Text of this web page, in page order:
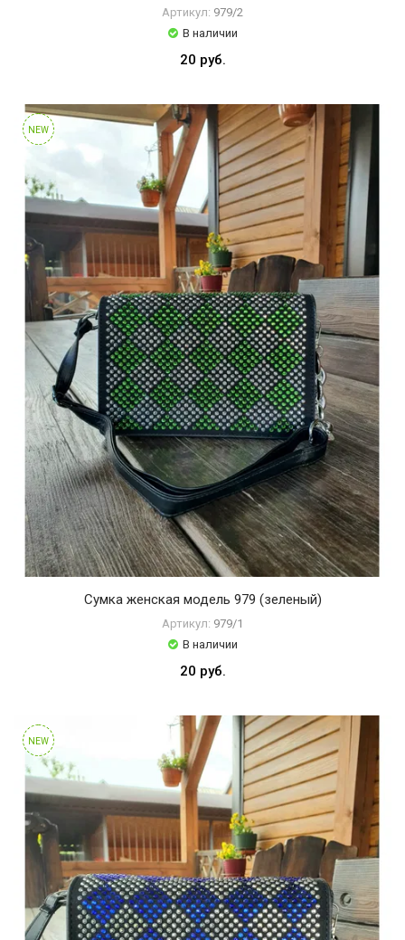
Артикул: 979/2
В наличии
20 руб.
NEW
Сумка женская модель 979 (зеленый)
Артикул: 979/1
В наличии
20 руб.
NEW